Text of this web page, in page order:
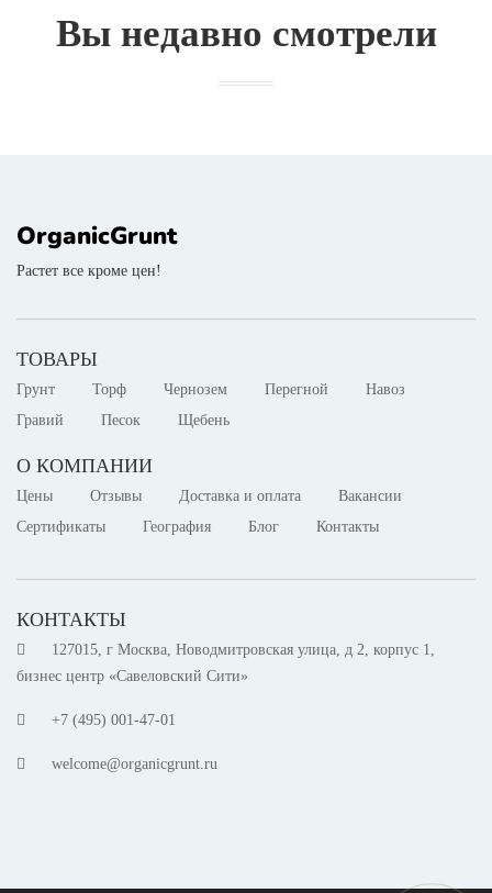
Вы недавно смотрели
OrganicGrunt
Растет все кроме цен!
ТОВАРЫ
Грунт Торф Чернозем Перегной
Навоз
Гравий
Песок Щебень
О КОМПАНИИ
Цены Отзывы Доставка и оплата
Вакансии
Сертификаты
География Блог Контакты
КОНТАКТЫ
127015, г Москва, Новодмитровская улица, д 2, корпус 1,
бизнес центр «Савеловский Сити»
+7 (495) 001-47-01
welcome@organicgrunt.ru